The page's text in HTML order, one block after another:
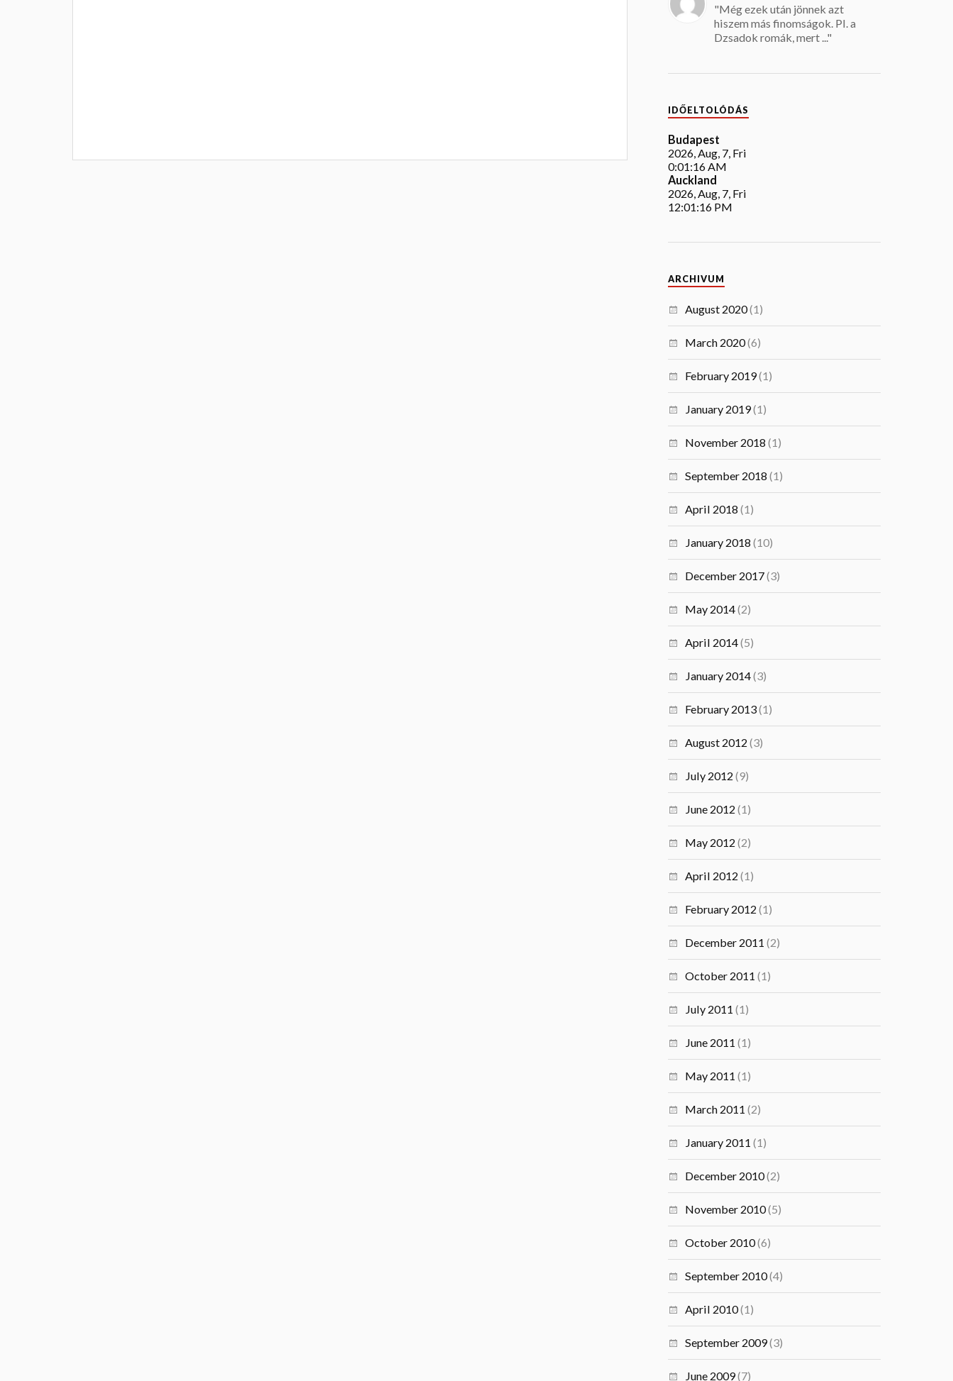
"Még ezek után jönnek azt
hiszem más finomságok. Pl. a
Dzsadok romák, mert ..."
IDŐELTOLÓDÁS
Budapest
2026, Aug, 7, Fri
0:01:17 AM
Auckland
2026, Aug, 7, Fri
12:01:17 PM
ARCHIVUM
August 2020(1)
March 2020(6)
February 2019(1)
January 2019(1)
November 2018 (1)
September 2018 (1)
April 2018 (1)
January 2018 (10)
December 2017(3)
May 2014(2)
April 2014(5)
January 2014(3)
February 2013(1)
August 2012 (3)
July 2012 (9)
June 2012 (1)
May 2012 (2)
April 2012 (1)
February 2012 (1)
December 2011 (2)
October 2011 (1)
July 2011 (1)
June 2011 (1)
May 2011 (1)
March 2011 (2)
January 2011 (1)
December 2010(2)
November 2010(5)
October 2010(6)
September 2010(4)
April 2010(1)
September 2009(3)
June 2009(7)